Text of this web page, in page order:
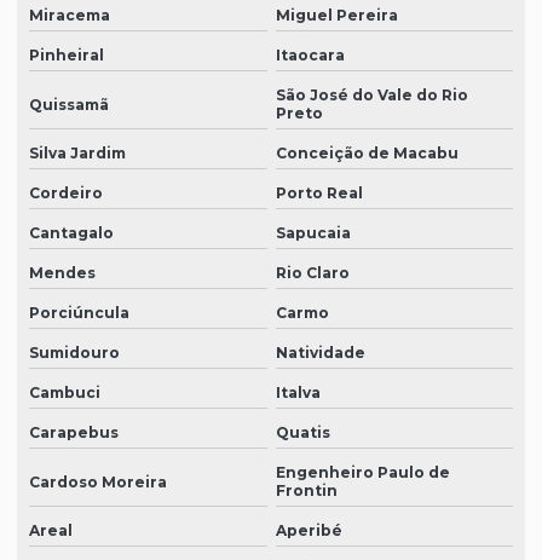
Miracema Miguel Pereira
Pinheiral Itaocara
Quissamã
São José do Vale do Rio
Preto
Silva Jardim Conceição de Macabu
Cordeiro Porto Real
Cantagalo Sapucaia
Mendes Rio Claro
Porciúncula Carmo
Sumidouro Natividade
Cambuci Italva
Carapebus Quatis
Cardoso Moreira
Engenheiro Paulo de
Frontin
Areal Aperibé